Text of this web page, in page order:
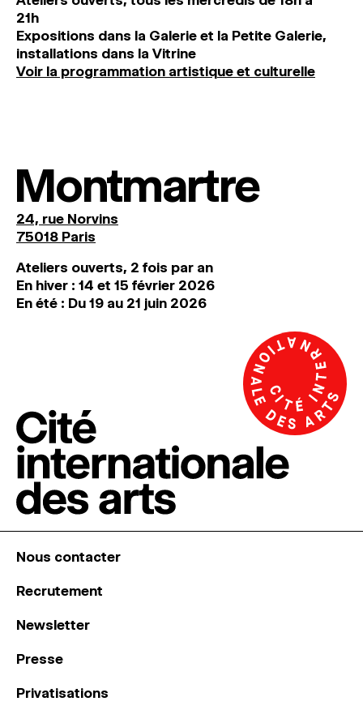
21h
Expositions dans la Galerie et la Petite Galerie,
installations dans la Vitrine
Voir la programmation artistique et culturelle
Montmartre
24, rue Norvins
75018 Paris
Ateliers ouverts, 2 fois par an
En hiver : 14 et 15 février 2026
En été : Du 19 au 21 juin 2026
Nous contacter
Recrutement
Newsletter
Presse
Privatisations